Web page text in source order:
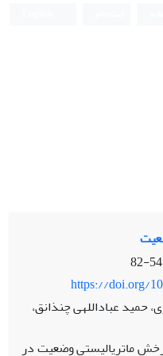
54-82
https://doi.org/
حمید عباداللهی چنذانق،
ماتریالیستی وضعیت در